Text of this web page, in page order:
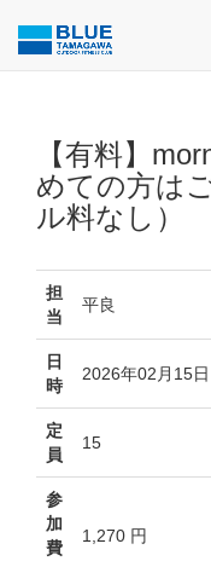
【有料】
めての方は
ル料なし）
担
当
平良
日
時
2026年02月15
定
員
15
参
加
費
1,270 円